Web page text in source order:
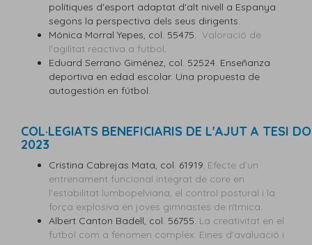
polítiques d'esport adaptat d'alt nivell a Espanya
segons la perspectiva dels seus dirigents.
Mónica Morral Yepes, col. 55475. Valoració de
l'agilitat reactiva a futbol.
Eduard Serrano Giménez, col. 52524. Enseñanza
deportiva en edad escolar. Una propuesta de
autogestión en fútbol.
COL·LEGIATS BENEFICIARIS DE L'AJUT A TESI
2023
Cristina Cabrejas Mata, col. 61919. Efecte d’un
entrenament funcional integrat de core en
l’estabilitat lumbopelviana, el control postural i la
força explosiva en joves gimnastes de rítmica.
Albert Canton Badell, col. 56755. La creativitat en el
futbol com a fenomen complex. Eines d'avaluació i